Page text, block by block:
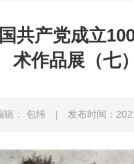
共产党成立
术作品展（七
辑： 包纬 | 发布时间：